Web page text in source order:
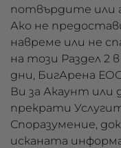
потвърдите или
Ако не
навреме или не
на този Раздел 2
дни, БигАрена
Ви за Акаунт или
прекрати
Споразумение,
исканата